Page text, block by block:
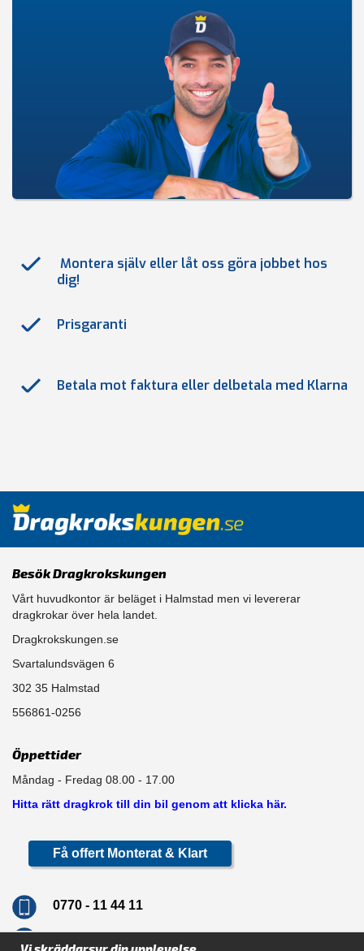
Montera själv eller låt oss göra jobbet hos
dig!
Prisgaranti
Betala mot faktura eller delbetala med Klarna
Besök Dragkrokskungen
Vårt huvudkontor är beläget i Halmstad men vi levererar
dragkrokar över hela landet.
Dragkrokskungen.se
Svartalundsvägen 6
302 35 Halmstad
556861-0256
Öppettider
Måndag - Fredag 08.00 - 17.00
Hitta rätt dragkrok till din bil genom att klicka här.
Få offert Monterat & Klart
0770 - 11 44 11